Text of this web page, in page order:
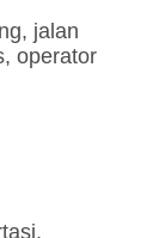
jalan
operator